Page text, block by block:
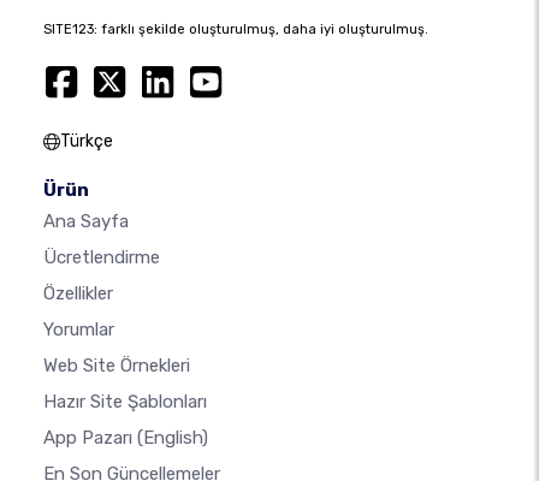
SITE123: farklı şekilde oluşturulmuş, daha iyi oluşturulmuş.
Türkçe
Ürün
Ana Sayfa
Ücretlendirme
Özellikler
Yorumlar
Web Site Örnekleri
Hazır Site Şablonları
App Pazarı (English)
En Son Güncellemeler